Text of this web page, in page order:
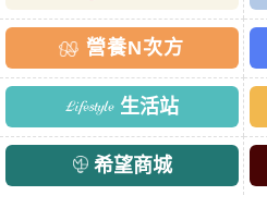
營養N次方
生活站
希望商城